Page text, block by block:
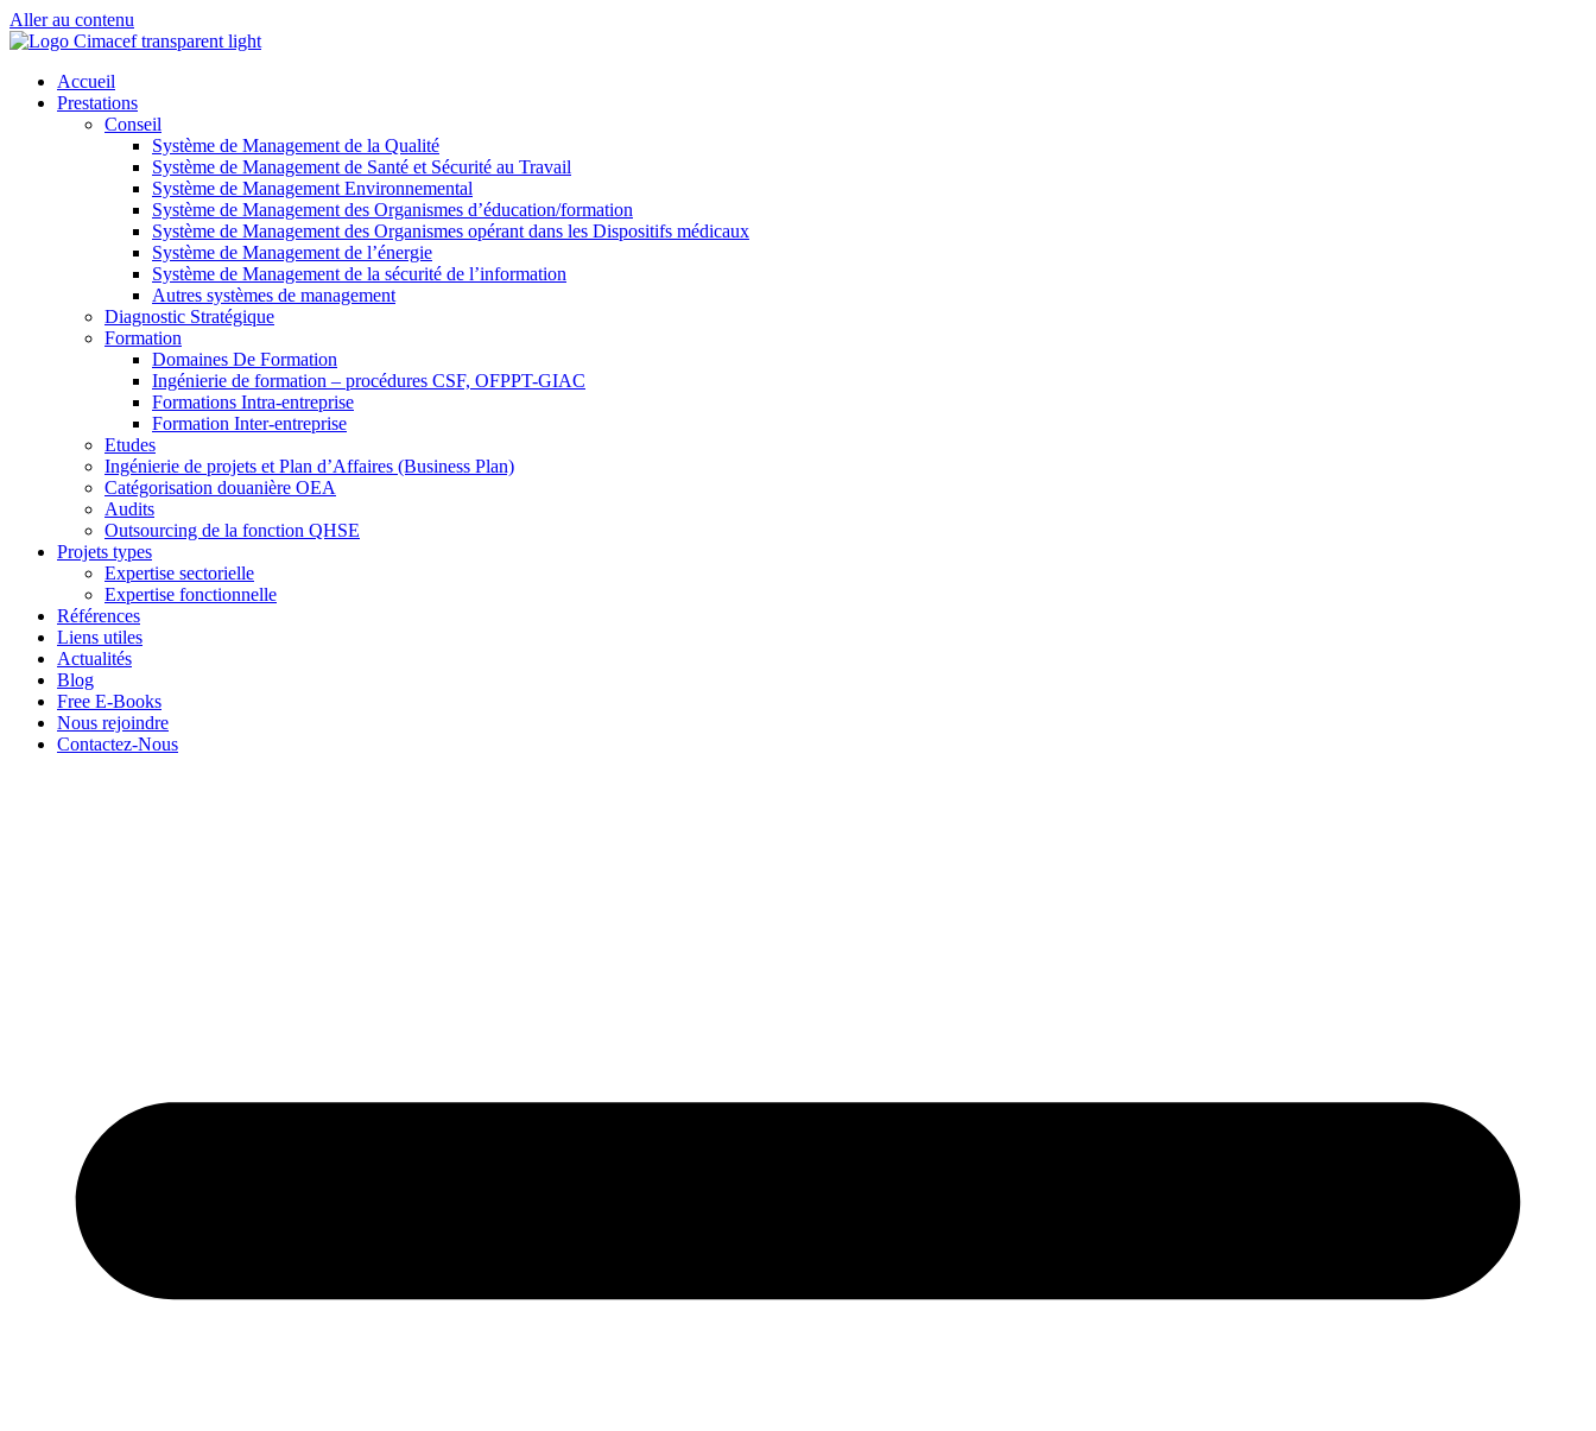
Aller au contenu
Accueil
Prestations
Conseil
Système de Management de la Qualité
Système de Management de Santé et Sécurité au Travail
Système de Management Environnemental
Système de Management des Organismes d’éducation/formation
Système de Management des Organismes opérant dans les Dispositifs médicaux
Système de Management de l’énergie
Système de Management de la sécurité de l’information
Autres systèmes de management
Diagnostic Stratégique
Formation
Domaines De Formation
Ingénierie de formation – procédures CSF, OFPPT-GIAC
Formations Intra-entreprise
Formation Inter-entreprise
Etudes
Ingénierie de projets et Plan d’Affaires (Business Plan)
Catégorisation douanière OEA
Audits
Outsourcing de la fonction QHSE
Projets types
Expertise sectorielle
Expertise fonctionnelle
Références
Liens utiles
Actualités
Blog
Free E-Books
Nous rejoindre
Contactez-Nous